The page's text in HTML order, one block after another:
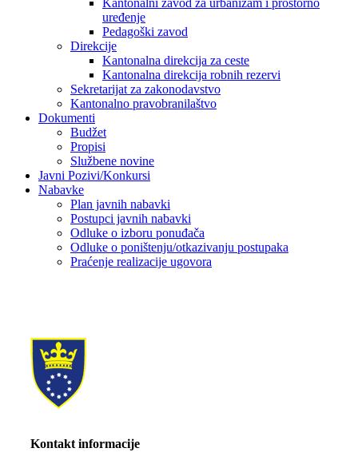
Kantonalni zavod za urbanizam i prostorno
uređenje
Pedagoški zavod
Direkcije
Kantonalna direkcija za ceste
Kantonalna direkcija robnih rezervi
Sekretarijat za zakonodavstvo
Kantonalno pravobranilaštvo
Dokumenti
Budžet
Propisi
Službene novine
Javni Pozivi/Konkursi
Nabavke
Plan javnih nabavki
Postupci javnih nabavki
Odluke o izboru ponuđača
Odluke o poništenju/otkazivanju postupaka
Praćenje realizacije ugovora
Kontakt informacije